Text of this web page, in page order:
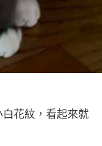
花紋，看起來就